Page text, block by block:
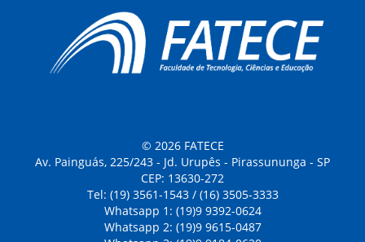
© 2026 FATECE
Av. Painguás, 225/243 - Jd. Urupês - Pirassununga - SP
CEP: 13630-272
Tel: (19) 3561-1543 / (16) 3505-3333
Whatsapp 1: (19)9 9392-0624
Whatsapp 2: (19)9 9615-0487